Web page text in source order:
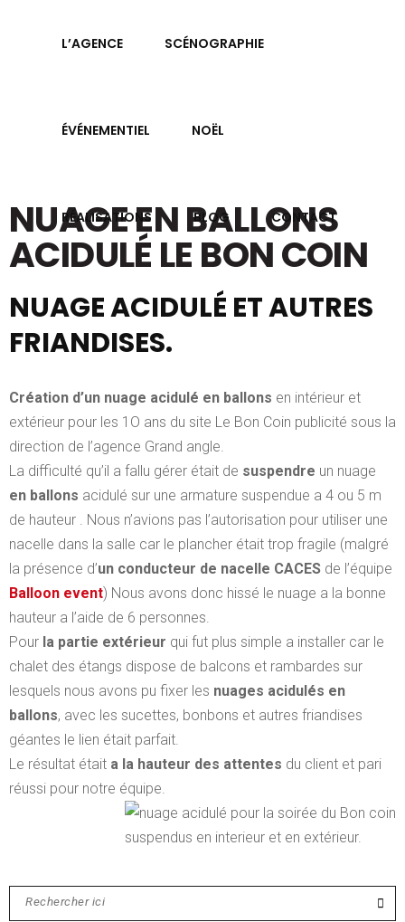
L’AGENCE SCÉNOGRAPHIE
ÉVÉNEMENTIEL NOËL
RÉALISATIONS BLOG CONTACT
NUAGE EN BALLONS
ACIDULÉ LE BON COIN
NUAGE ACIDULÉ ET AUTRES
FRIANDISES.
Création d’un nuage acidulé en ballons en intérieur et
extérieur pour les 1O ans du site Le Bon Coin publicité sous la
direction de l’agence Grand angle.
La difficulté qu’il a fallu gérer était de suspendre un nuage
en ballons acidulé sur une armature suspendue a 4 ou 5 m
de hauteur . Nous n’avions pas l’autorisation pour utiliser une
nacelle dans la salle car le plancher était trop fragile (malgré
la présence d’un conducteur de nacelle CACES de l’équipe
Balloon event) Nous avons donc hissé le nuage a la bonne
hauteur a l’aide de 6 personnes.
Pour la partie extérieur qui fut plus simple a installer car le
chalet des étangs dispose de balcons et rambardes sur
lesquels nous avons pu fixer les nuages acidulés en
ballons, avec les sucettes, bonbons et autres friandises
géantes le lien était parfait.
Le résultat était a la hauteur des attentes du client et pari
réussi pour notre équipe.